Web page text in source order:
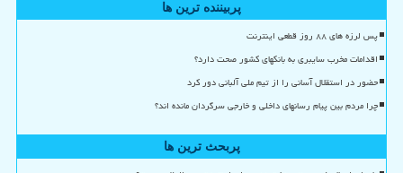
پربیننده ترین ها
پس لرزه های ۸۸ روز قطعی اینترنت
اقدامات مخرب سایبری به بانکهای کشور صحت دارد؟
حضور در استقلال آسانی را از تیم ملی آلبانی دور کرد
چرا مردم بین پیام رسانهای داخلی و خارجی سرگردان مانده اند؟
پربحث ترین ها